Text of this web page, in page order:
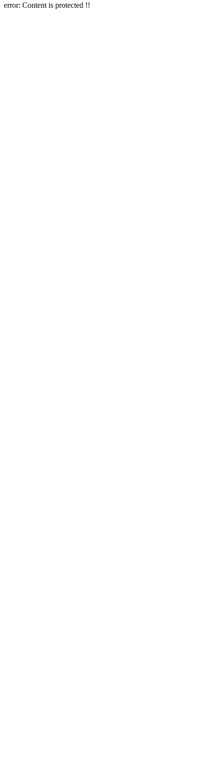
error: Content is protected !!